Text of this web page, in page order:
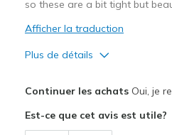
so these are a bit tight but
Afficher la traduction
Plus de détails
Breathe Well
Continuer les achatsOui, je
Est-ce que cet avis est utile?